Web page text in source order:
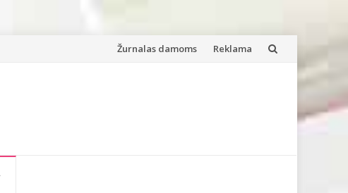
Skip
Žurnalas damoms Reklama